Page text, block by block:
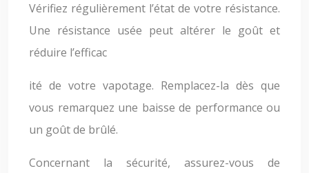
Vérifiez régulièrement l’état de votre résistance.
Une résistance usée peut altérer le goût et
réduire l’efficac
ité de votre vapotage. Remplacez-la dès que
vous remarquez une baisse de performance ou
un goût de brûlé.
Concernant la sécurité, assurez-vous de